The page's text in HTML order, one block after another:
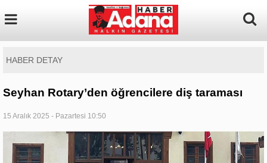
HABER DETAY
Seyhan Rotary’den öğrencilere diş taraması
15 Aralık 2025 - Pazartesi 10:50